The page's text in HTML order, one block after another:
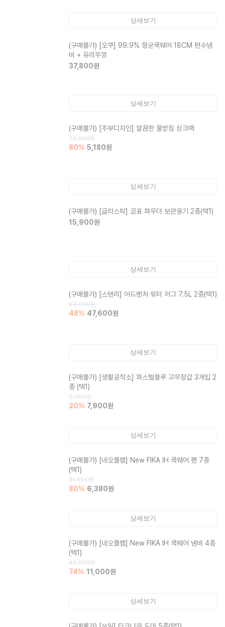
상세보기
(구매불가) [오쿠] 99.9% 항균쿡웨어 18CM 편수냄
비 + 유리뚜껑
37,800원
상세보기
(구매불가) [주부디자인] 깔끔한 물받침 싱크랙
25,900원
80% 5,180원
상세보기
(구매불가) [글라스락] 곰표 파우더 보관용기 2종(택1)
15,900원
상세보기
(구매불가) [스탠리] 어드벤처 워터 저그 7.5L 2종(택1)
93,000원
48% 47,600원
상세보기
(구매불가) [생활공작소] 파스텔블루 고무장갑 3개입 2
종 (택1)
9,900원
20% 7,900원
상세보기
(구매불가) [네오플램] New FIKA IH 쿡웨어 팬 7종
(택1)
31,900원
80% 6,380원
상세보기
(구매불가) [네오플램] New FIKA IH 쿡웨어 냄비 4종
(택1)
42,900원
74% 11,000원
상세보기